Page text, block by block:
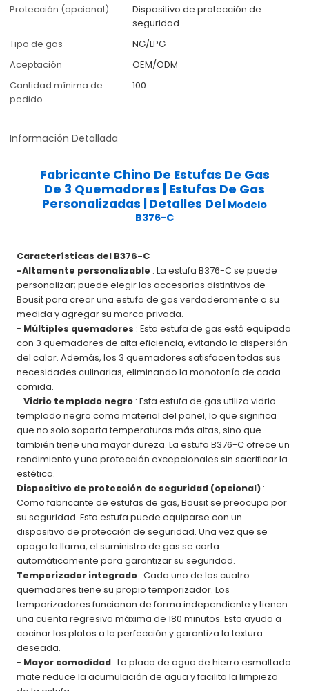
Protección (opcional)
Dispositivo de protección de
seguridad
Tipo de gas
NG/LPG
Aceptación
OEM/ODM
Cantidad mínima de
pedido
100
Información Detallada
Fabricante Chino De Estufas De Gas
De 3 Quemadores | Estufas De Gas
Personalizadas |Detalles Del Modelo
B376-C
Características del B376-C
-Altamente personalizable : La estufa B376-C se puede
personalizar; puede elegir los accesorios distintivos de
Bousit para crear una estufa de gas verdaderamente a su
medida y agregar su marca privada.
- Múltiples quemadores : Esta estufa de gas está equipada
con 3 quemadores de alta eficiencia, evitando la dispersión
del calor. Además, los 3 quemadores satisfacen todas sus
necesidades culinarias, eliminando la monotonía de cada
comida.
-Vidrio templado negro : Esta estufa de gas utiliza vidrio
templado negro como material del panel, lo que significa
que no solo soporta temperaturas más altas, sino que
también tiene una mayor dureza. La estufa B376-C ofrece un
rendimiento y una protección excepcionales sin sacrificar la
estética.
Dispositivo de protección de seguridad (opcional) :
Como fabricante de estufas de gas, Bousit se preocupa por
su seguridad. Esta estufa puede equiparse con un
dispositivo de protección de seguridad. Una vez que se
apaga la llama, el suministro de gas se corta
automáticamente para garantizar su seguridad.
Temporizador integrado : Cada uno de los cuatro
quemadores tiene su propio temporizador. Los
temporizadores funcionan de forma independiente y tienen
una cuenta regresiva máxima de 180 minutos. Esto ayuda a
cocinar los platos a la perfección y garantiza la textura
deseada.
- Mayor comodidad : La placa de agua de hierro esmaltado
mate reduce la acumulación de agua y facilita la limpieza